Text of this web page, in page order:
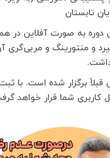
تابستان
دوره به صورت آفلاین در
و منتورینگ و مربی‌گری
برگزار شده است. با
کاربری شما قرار خواهد